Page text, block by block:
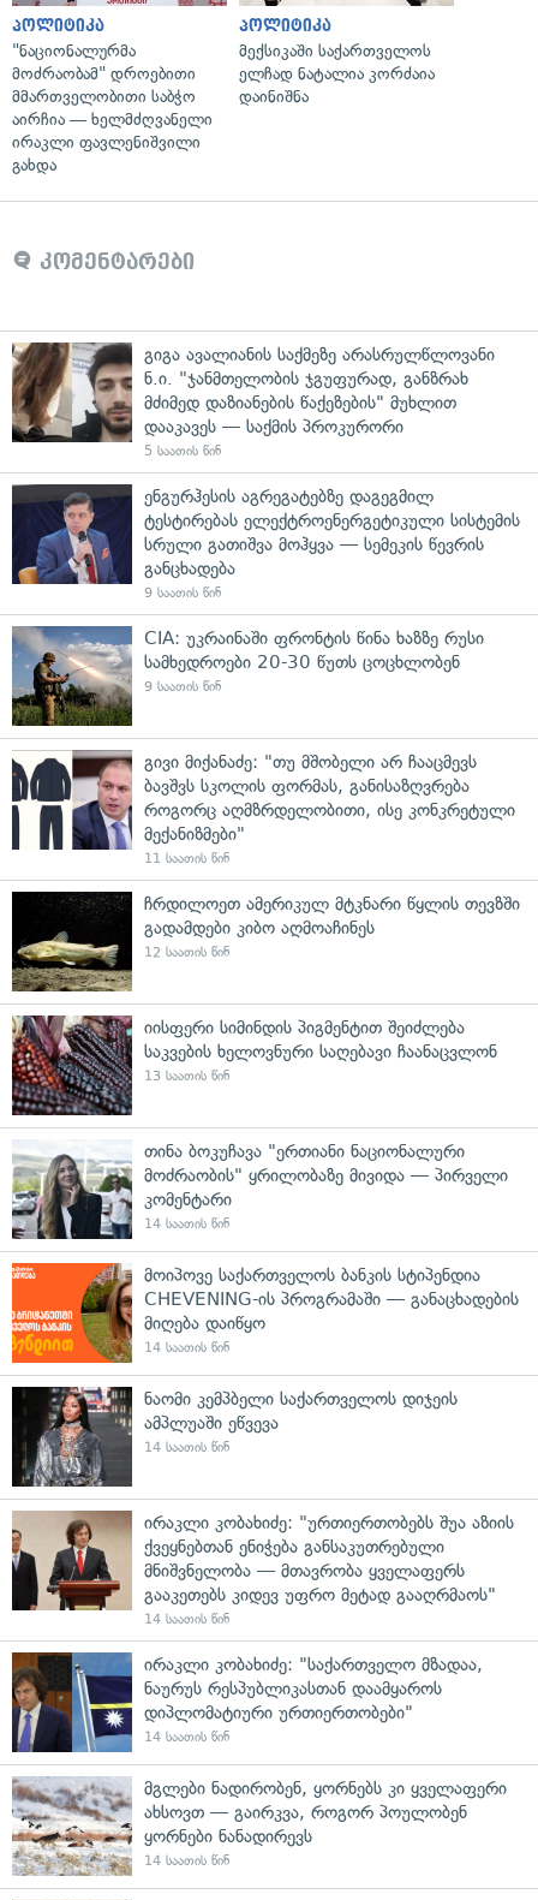
პოლიტიკა
"ნაციონალურმა
მოძრაობამ" დროებითი
მმართველობითი საბჭო
აირჩია — ხელმძღვანელი
ირაკლი ფავლენიშვილი
გახდა
პოლიტიკა
მექსიკაში საქართველოს
ელჩად ნატალია კორძაია
დაინიშნა
კომენტარები
გიგა ავალიანის საქმეზე არასრულწლოვანი
ნ.ი. "ჯანმთელობის ჯგუფურად, განზრახ
მძიმედ დაზიანების წაქეზების" მუხლით
დააკავეს — საქმის პროკურორი
5 საათის წინ
ენგურჰესის აგრეგატებზე დაგეგმილ
ტესტირებას ელექტროენერგეტიკული სისტემის
სრული გათიშვა მოჰყვა — სემეკის წევრის
განცხადება
9 საათის წინ
CIA: უკრაინაში ფრონტის წინა ხაზზე რუსი
სამხედროები 20-30 წუთს ცოცხლობენ
9 საათის წინ
გივი მიქანაძე: "თუ მშობელი არ ჩააცმევს
ბავშვს სკოლის ფორმას, განისაზღვრება
როგორც აღმზრდელობითი, ისე კონკრეტული
მექანიზმები"
11 საათის წინ
ჩრდილოეთ ამერიკულ მტკნარი წყლის თევზში
გადამდები კიბო აღმოაჩინეს
12 საათის წინ
იისფერი სიმინდის პიგმენტით შეიძლება
საკვების ხელოვნური საღებავი ჩაანაცვლონ
13 საათის წინ
თინა ბოკუჩავა "ერთიანი ნაციონალური
მოძრაობის" ყრილობაზე მივიდა — პირველი
კომენტარი
14 საათის წინ
მოიპოვე საქართველოს ბანკის სტიპენდია
CHEVENING-ის პროგრამაში — განაცხადების
მიღება დაიწყო
14 საათის წინ
ნაომი კემპბელი საქართველოს დიჯეის
ამპლუაში ეწვევა
14 საათის წინ
ირაკლი კობახიძე: "ურთიერთობებს შუა აზიის
ქვეყნებთან ენიჭება განსაკუთრებული
მნიშვნელობა — მთავრობა ყველაფერს
გააკეთებს კიდევ უფრო მეტად გააღრმაოს"
14 საათის წინ
ირაკლი კობახიძე: "საქართველო მზადაა,
ნაურუს რესპუბლიკასთან დაამყაროს
დიპლომატიური ურთიერთობები"
14 საათის წინ
მგლები ნადირობენ, ყორნებს კი ყველაფერი
ახსოვთ — გაირკვა, როგორ პოულობენ
ყორნები ნანადირევს
14 საათის წინ